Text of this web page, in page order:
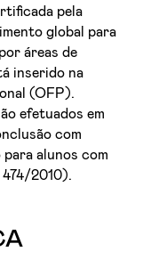
estratégia,
pela
global para
áreas de
inserido na
(OFP).
efetuados em
com
alunos com
2010).